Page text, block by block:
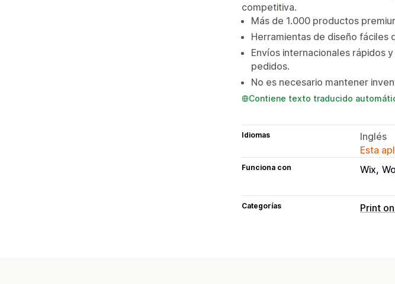
competitiva.
Más de 1.000 productos
Herramientas de diseño fáciles
Envíos internacionales rápidos
pedidos.
No es necesario mantener
Contiene texto traducido
Idiomas
Inglés
Esta
Funciona con Wix
Categorías Print